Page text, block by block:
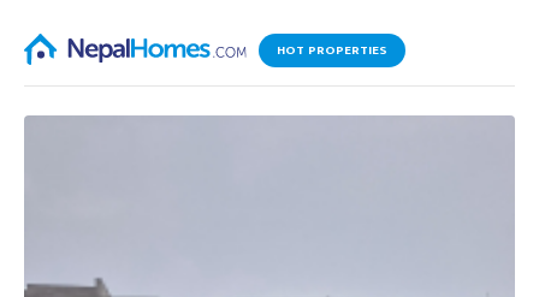
HOT PROPERTIES